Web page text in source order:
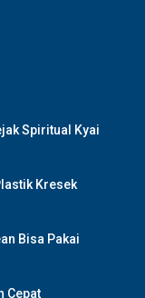
Spiritual Kyai
Kresek
Bisa Pakai
Cepat